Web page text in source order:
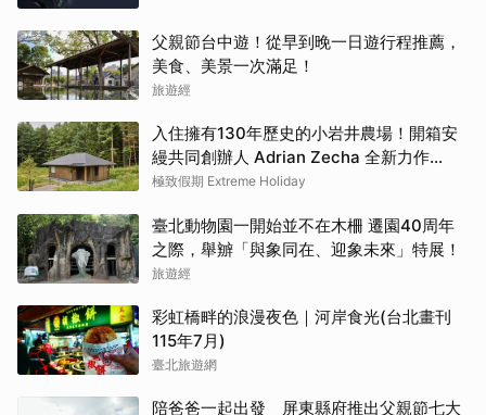
父親節台中遊！從早到晚一日遊行程推薦，
美食、美景一次滿足！
旅遊經
入住擁有130年歷史的小岩井農場！開箱安
縵共同創辦人 Adrian Zecha 全新力作
「AZUMA FARM KOIWAI」體驗最高級的
極致假期 Extreme Holiday
臺北動物園一開始並不在木柵 遷園40周年
之際，舉辧「與象同在、迎象未來」特展！
旅遊經
彩虹橋畔的浪漫夜色｜河岸食光(台北畫刊
115年7月)
臺北旅遊網
陪爸爸一起出發 屏東縣府推出父親節七大